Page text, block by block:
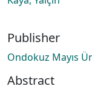
Publisher
Ondokuz Mayıs
Abstract